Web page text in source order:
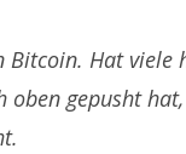
Hat
oben gepusht